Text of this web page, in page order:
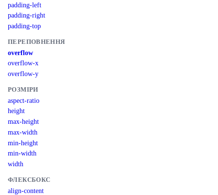
padding-left
padding-right
padding-top
ПЕРЕПОВНЕННЯ
overflow
overflow-x
overflow-y
РОЗМІРИ
aspect-ratio
height
max-height
max-width
min-height
min-width
width
ФЛЕКСБОКС
align-content